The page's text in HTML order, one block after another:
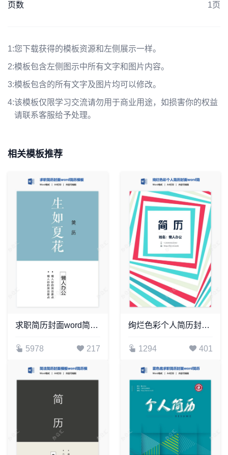
页数 1页
1:您下载获得的模板资源和左侧展示一样。
2:模板包含左侧图示中所有文字和图片内容。
3:模板包含的所有文字及图片均可以修改。
4:该模板仅限学习交流请勿用于商业用途，如损害你的权益
请联系客服给予处理。
相关模板推荐
求职简历封面word简历模板(2)
5978 217
绚烂色彩个人简历封面word简历模板
1294 401